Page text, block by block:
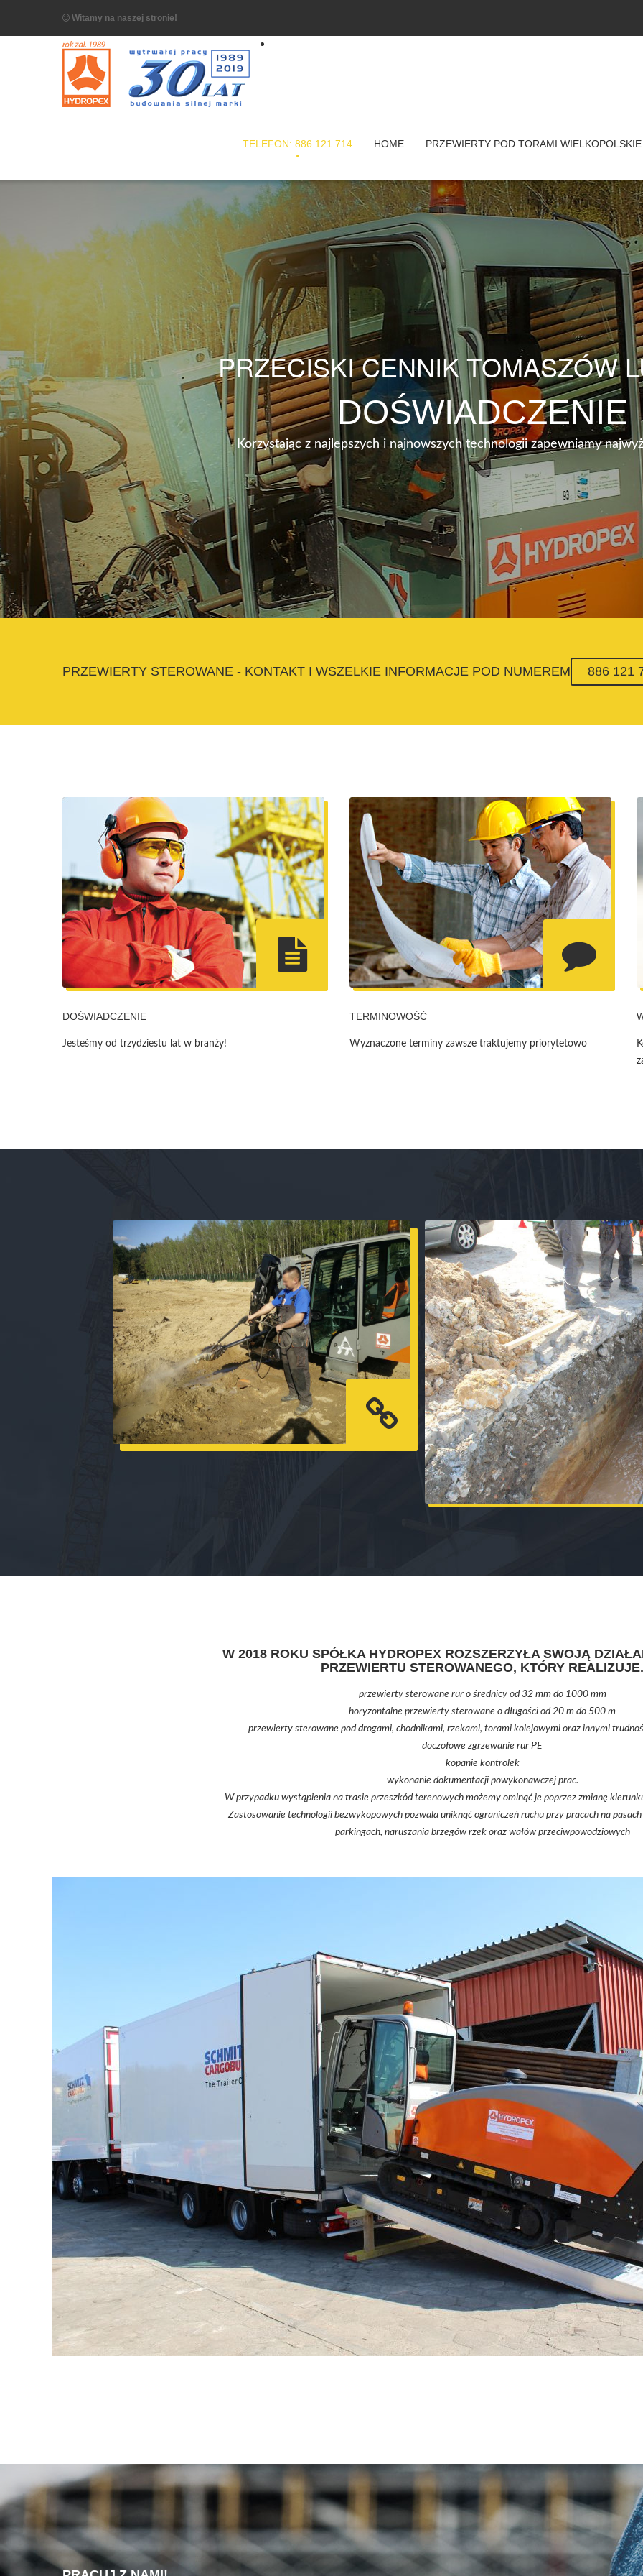
Witamy na naszej stronie!
TELEFON: 886 121 714 HOME PRZEWIERTY POD TORAMI WIELKOPOLSKIE
PRZECISKI CENNIK TOMASZÓW
DOŚWIADCZENIE
Korzystając z najlepszych i najnowszych technologii zapewniamy
PRZEWIERTY STEROWANE - KONTAKT I WSZELKIE INFORMACJE POD NUMEREM 886 121
DOŚWIADCZENIE
Jesteśmy od trzydziestu lat w branży!
TERMINOWOŚĆ
Wyznaczone terminy zawsze traktujemy priorytetowo
W 2018 ROKU SPÓŁKA HYDROPEX ROZSZERZYŁA SWOJĄ
PRZEWIERTU STEROWANEGO, KTÓRY REALIZUJE.
przewierty sterowane rur o średnicy od 32 mm do 1000 mm
horyzontalne przewierty sterowane o długości od 20 m do 500 m
przewierty sterowane pod drogami, chodnikami, rzekami, torami kolejowymi oraz innymi
doczołowe zgrzewanie rur PE
kopanie kontrolek
wykonanie dokumentacji powykonawczej prac.
W przypadku wystąpienia na trasie przeszkód terenowych możemy ominąć je poprzez zmianę
Zastosowanie technologii bezwykopowych pozwala uniknąć ograniczeń ruchu przy pracach na
parkingach, naruszania brzegów rzek oraz wałów przeciwpowodziowych